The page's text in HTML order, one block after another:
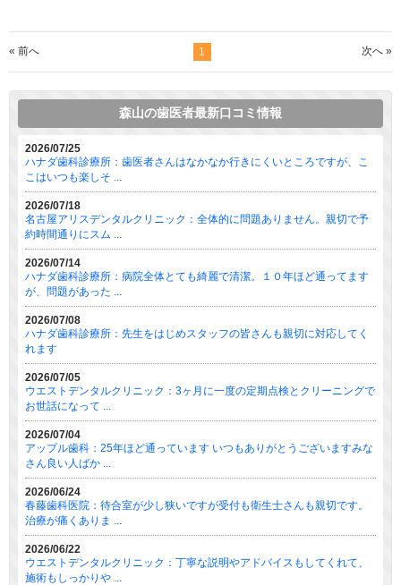
« 前へ 1 次へ »
森山の歯医者最新口コミ情報
2026/07/25
ハナダ歯科診療所：歯医者さんはなかなか行きにくいところですが、こ
こはいつも楽しそ ...
2026/07/18
名古屋アリスデンタルクリニック：全体的に問題ありません。親切で予
約時間通りにスム ...
2026/07/14
ハナダ歯科診療所：病院全体とても綺麗で清潔。１０年ほど通ってます
が、問題があった ...
2026/07/08
ハナダ歯科診療所：先生をはじめスタッフの皆さんも親切に対応してく
れます
2026/07/05
ウエストデンタルクリニック：3ヶ月に一度の定期点検とクリーニングで
お世話になって ...
2026/07/04
アップル歯科：25年ほど通っています いつもありがとうございますみな
さん良い人ばか ...
2026/06/24
春藤歯科医院：待合室が少し狭いですが受付も衛生士さんも親切です。
治療が痛くありま ...
2026/06/22
ウエストデンタルクリニック：丁寧な説明やアドバイスもしてくれて、
施術もしっかりや ...